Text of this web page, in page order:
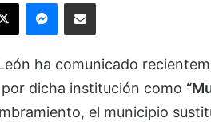
ha comunicado
dicha institución como
el municipio